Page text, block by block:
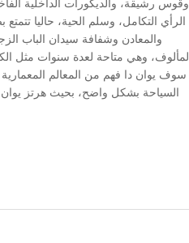
وقوس رشيقة، والديكورات الداخلية
الرأي التكامل، وسلم الحية، حاليا
والمعادن وشفافة سيدان الباب
المألوف، وهي متاحة لعدة سنوات مثل
سوف يوان دا فهم من المعالم المعمارية
السياحة بشكل واضح، بحيث هرتز